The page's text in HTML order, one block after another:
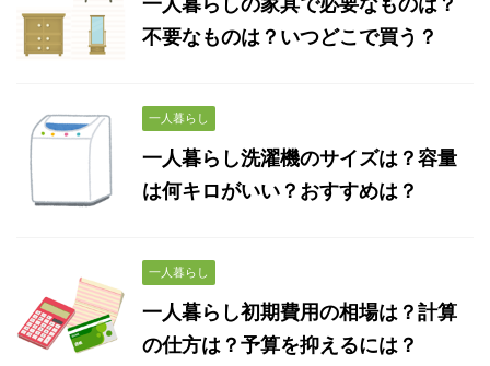
不要なものは？いつどこで買う？
一人暮らし
一人暮らし洗濯機のサイズは？容量
は何キロがいい？おすすめは？
一人暮らし
一人暮らし初期費用の相場は？計算
の仕方は？予算を抑えるには？